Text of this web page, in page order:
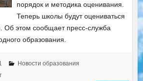
порядок и методика оценивания.
Теперь школы будут оцениваться
Об этом сообщает пресс-служба
образования.
Новости образования